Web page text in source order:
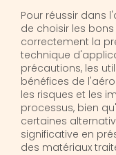
Pour réussir dans
de choisir les
correctement la
technique
précautions, les
bénéfices de
les risques et les
processus, bien
certaines
significative en
des matériaux